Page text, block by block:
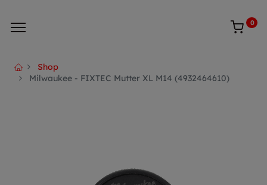
0
Shop
Milwaukee - FIXTEC Mutter XL M14 (4932464610)